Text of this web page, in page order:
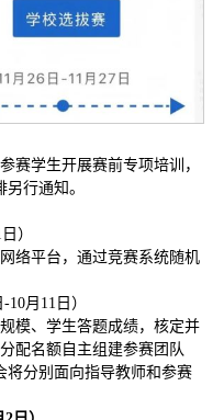
赛学生开展赛前专项培训，
行通知。
）
络平台，通过竞赛系统随机
月11日）
模、学生答题成绩，核定并
配名额自主组建参赛团队
将分别面向指导教师和参赛